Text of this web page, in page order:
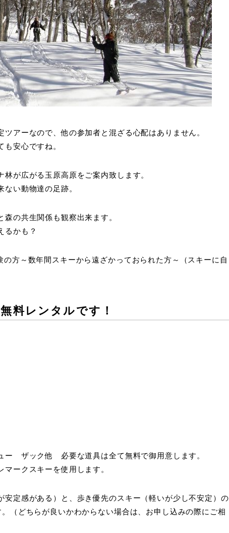
ツアーなので、他の参加者と混ざる心配はありません。
安心ですね。
が広がる玉原高原をご案内致します。
い動物達の足跡。
の共生関係も観察出来ます。
るかも？
方～数年間スキーから遠ざかっておられた方～（スキーに自
料レンタルです！
ザック他 必要な道具は全て無料で御用意します。
ークスキーを使用します。
安定感がある）と、歩き優先のスキー（軽いが少し不安定）の
（どちらが良いかわからない場合は、お申し込みの際にご相